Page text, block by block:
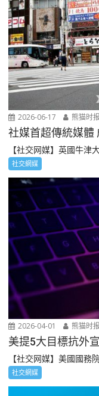
2026-06-17 熊猫时报
社媒首超傳統媒體
【社交网媒】英國牛津
社交網媒
2026-04-01 熊猫时报
美提5大目標抗外
【社交网媒】美國國務
社交網媒